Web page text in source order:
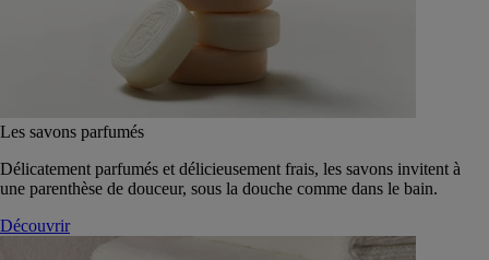
Les savons parfumés
Délicatement parfumés et délicieusement frais, les savons invitent à
une parenthèse de douceur, sous la douche comme dans le bain.
Découvrir